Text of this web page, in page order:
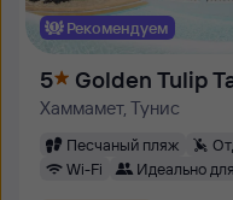
Рекомендуем
5 Golden Tulip
Хаммамет, Тунис
Песчаный пляж
Wi-Fi
Идеально